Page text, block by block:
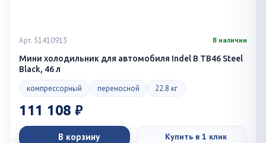
Арт. 51410913 В наличии
Мини холодильник для автомобиля Indel B TB46 Steel
Black, 46 л
компрессорный переносной 22.8 кг
111 108 ₽
В корзину Купить в 1 клик